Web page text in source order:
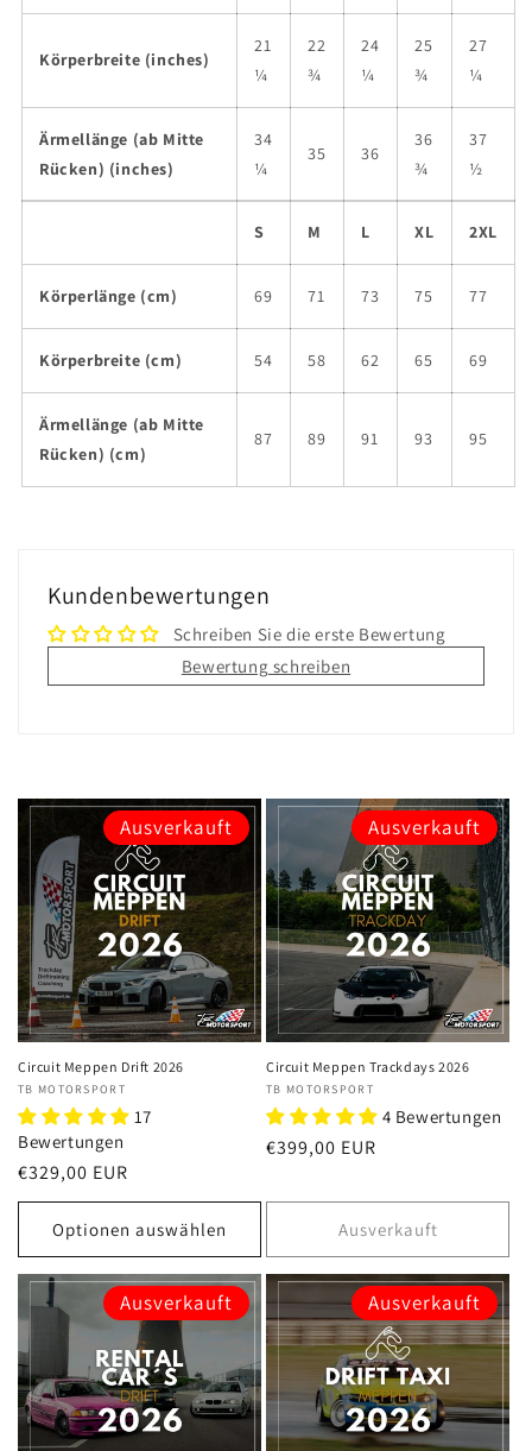
Körperbreite (inches)
21
¼
22
¾
24
¼
25
¾
27
¼
Ärmellänge (ab Mitte
Rücken) (inches)
34
¼
35 36
36
¾
37
½
S M L XL 2XL
Körperlänge (cm) 69 71 73 75 77
Körperbreite (cm) 54 58 62 65 69
Ärmellänge (ab Mitte
Rücken) (cm)
87 89 91 93 95
Kundenbewertungen
Schreiben Sie die erste Bewertung
Bewertung schreiben
Ausverkauft
Circuit Meppen Drift 2026
Anbieter:
TB MOTORSPORT
17
Bewertungen
Normaler
Preis
€329,00 EUR
Optionen auswählen
Ausverkauft
Circuit Meppen Trackdays 2026
Anbieter:
TB MOTORSPORT
4 Bewertungen
Normaler
€399,00 EUR
Ausverkauft
Ausverkauft Ausverkauft